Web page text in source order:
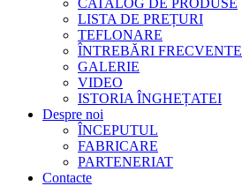
CATALOG DE PRODUSE
LISTA DE PREȚURI
TEFLONARE
ÎNTREBĂRI FRECVENTE
GALERIE
VIDEO
ISTORIA ÎNGHEȚATEI
Despre noi
ÎNCEPUTUL
FABRICARE
PARTENERIAT
Contacte